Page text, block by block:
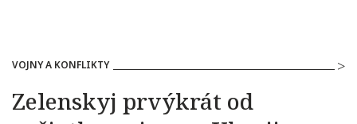
VOJNY A KONFLIKTY
Zelenskyj prvýkrát od